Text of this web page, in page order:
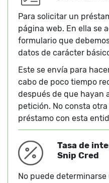
Para solicitar un
página web. En ella se
formulario que
datos de carácter
Este se envía para
cabo de poco tiempo
después de que hayan
petición. No consta
préstamo con esta
Tasa de
Snip Cred
No puede